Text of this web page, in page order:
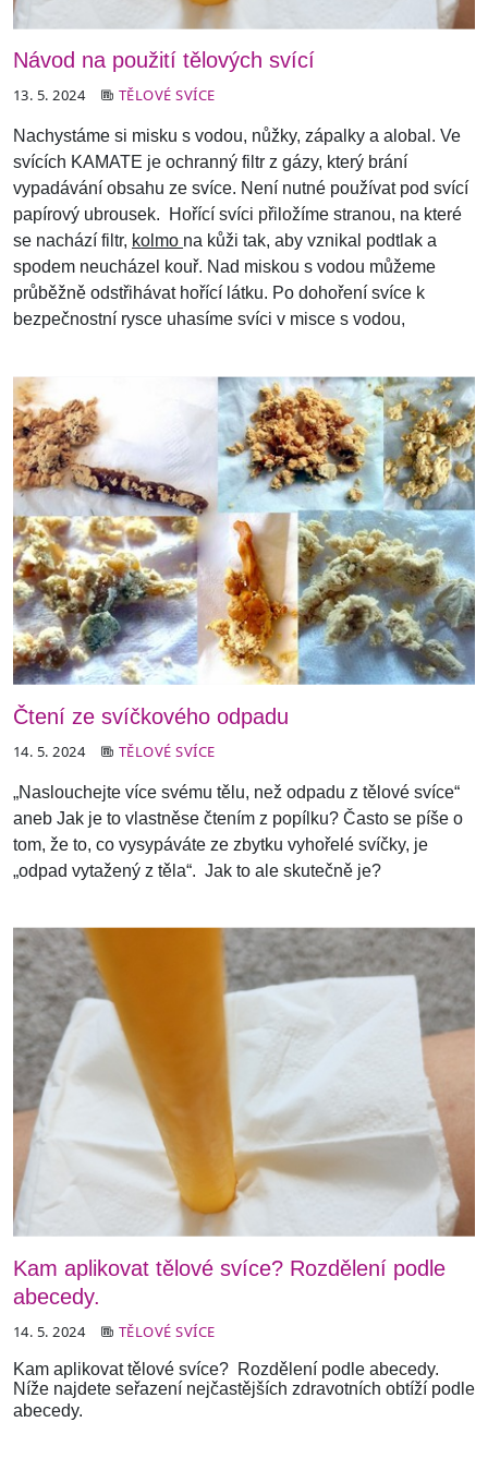
Návod na použití tělových svící
13. 5. 2024 TĚLOVÉ SVÍCE
Nachystáme si misku s vodou, nůžky, zápalky a alobal. Ve
svících KAMATE je ochranný filtr z gázy, který brání
vypadávání obsahu ze svíce. Není nutné používat pod svící
papírový ubrousek. Hořící svíci přiložíme stranou, na které
se nachází filtr, kolmo na kůži tak, aby vznikal podtlak a
spodem neucházel kouř. Nad miskou s vodou můžeme
průběžně odstřihávat hořící látku. Po dohoření svíce k
bezpečnostní rysce uhasíme svíci v misce s vodou,
Čtení ze svíčkového odpadu
14. 5. 2024 TĚLOVÉ SVÍCE
„Naslouchejte více svému tělu, než odpadu z tělové svíce“
aneb Jak je to vlastněse čtením z popílku? Často se píše o
tom, že to, co vysypáváte ze zbytku vyhořelé svíčky, je
„odpad vytažený z těla“. Jak to ale skutečně je?
Kam aplikovat tělové svíce? Rozdělení podle
abecedy.
14. 5. 2024 TĚLOVÉ SVÍCE
Kam aplikovat tělové svíce? Rozdělení podle abecedy.
Níže najdete seřazení nejčastějších zdravotních obtíží podle
abecedy.